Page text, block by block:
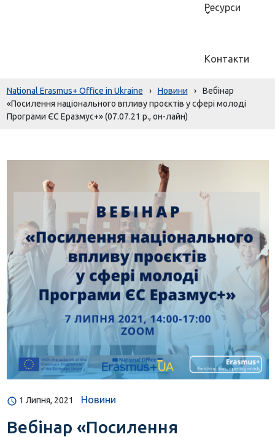
Ресурси
Контакти
National Erasmus+ Office in Ukraine › Новини ›
Вебінар
«Посилення національного впливу проєктів у сфері молоді
Програми ЄС Еразмус+» (07.07.21 р., он-лайн)
1 Липня, 2021 Новини
Вебінар «Посилення